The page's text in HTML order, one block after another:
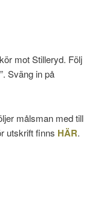
mot Stilleryd. Följ
Sväng in på
målsman med till
utskrift finns HÄR.